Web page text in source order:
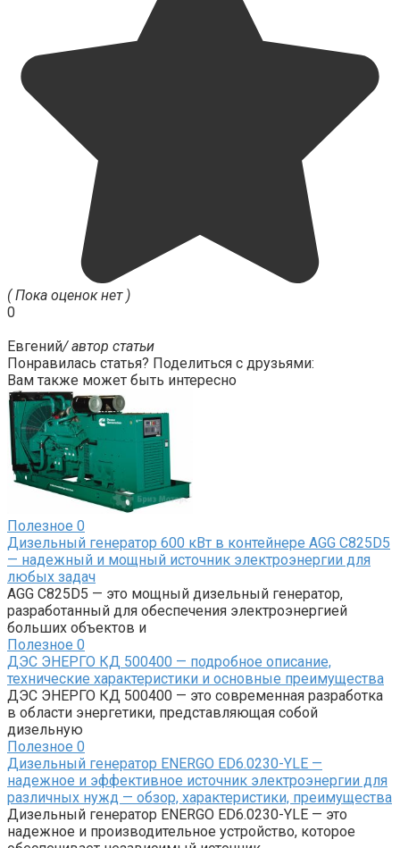
( Пока оценок нет )
0
Евгений/ автор статьи
Понравилась статья? Поделиться с друзьями:
Вам также может быть интересно
Полезное 0
Дизельный генератор 600 кВт в контейнере AGG C825D5
— надежный и мощный источник электроэнергии для
любых задач
AGG C825D5 — это мощный дизельный генератор,
разработанный для обеспечения электроэнергией
больших объектов и
Полезное 0
ДЭС ЭНЕРГО КД 500400 — подробное описание,
технические характеристики и основные преимущества
ДЭС ЭНЕРГО КД 500400 — это современная разработка
в области энергетики, представляющая собой
дизельную
Полезное 0
Дизельный генератор ENERGO ED6.0230-YLE —
надежное и эффективное источник электроэнергии для
различных нужд — обзор, характеристики, преимущества
Дизельный генератор ENERGO ED6.0230-YLE — это
надежное и производительное устройство, которое